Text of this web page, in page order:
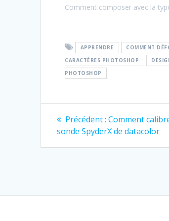
Comment composer avec la
APPRENDRE COMMENT
CARACTÈRES PHOTOSHOP
PHOTOSHOP
Navigation
de
Précédent : Article
précédent
Comment
sonde SpyderX de datacolor